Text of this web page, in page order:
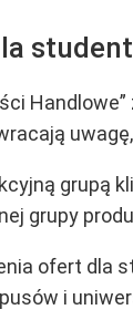
grupą
grupy
ofert dla
i